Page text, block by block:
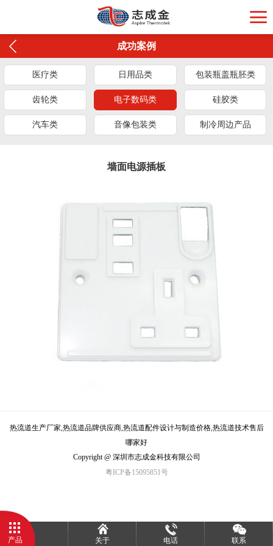
成功案例
医疗类 日用品类 包装瓶盖瓶胚类
齿轮类 电子数码类 硅胶类
汽车类 音像包装类 制冷周边产品
墙面电源插板
热流道生产厂家,热流道品牌供应商,热流道配件设计与制造价格,热流道技术售后
哪家好
Copyright @ 深圳市志成金科技有限公司
粤ICP备15095851号
产品 关于 电话 联系